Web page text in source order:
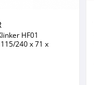
HF01
240 x 71 x